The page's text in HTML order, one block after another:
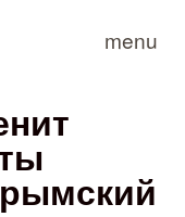
menu